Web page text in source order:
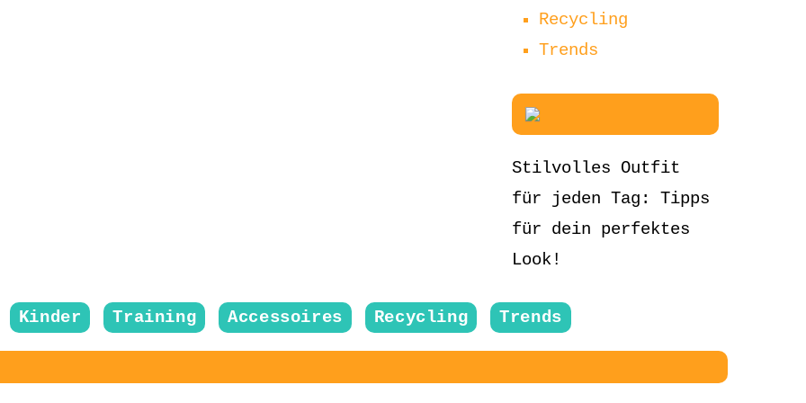
Recycling
Trends
Stilvolles Outfit
für jeden Tag: Tipps
für dein perfektes
Look!
Kinder Training Accessoires Recycling Trends